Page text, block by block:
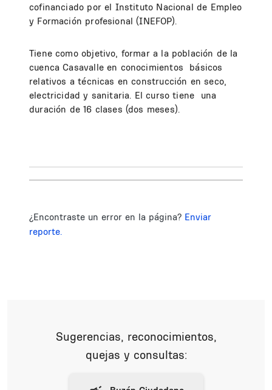
cofinanciado por el Instituto Nacional de Empleo
y Formación profesional (INEFOP).
Tiene como objetivo, formar a la población de la
cuenca Casavalle en conocimientos básicos
relativos a técnicas en construcción en seco,
electricidad y sanitaria. El curso tiene una
duración de 16 clases (dos meses).
¿Encontraste un error en la página? Enviar
reporte.
Sugerencias, reconocimientos,
quejas y consultas: